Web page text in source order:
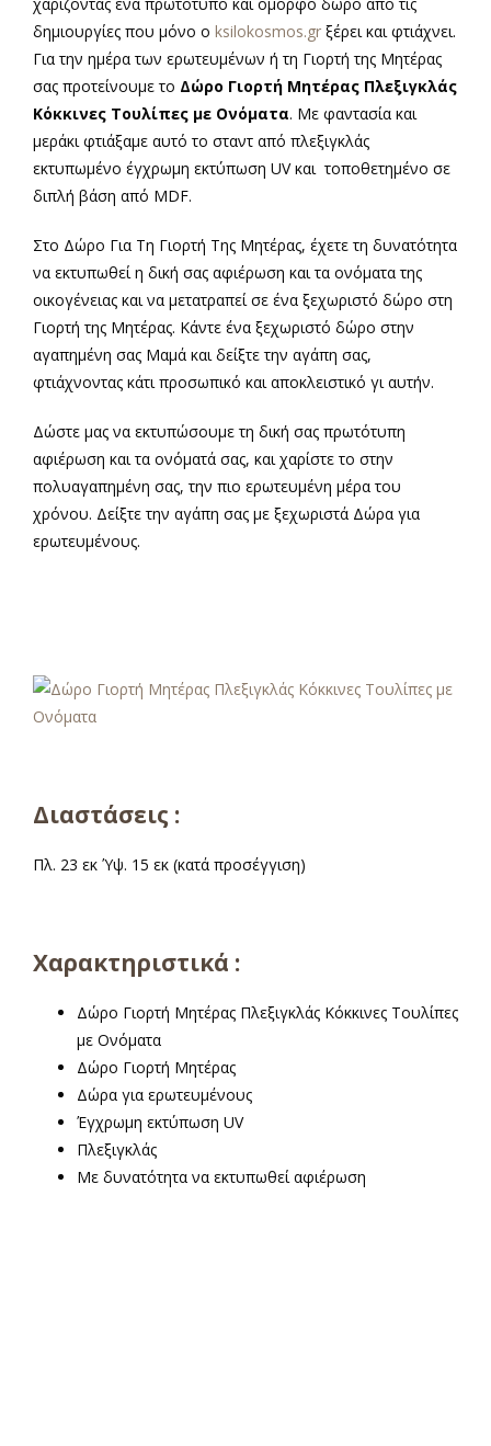
δημιουργίες που μόνο ο ksilokosmos.gr ξέρει και φτιάχνει.
Για την ημέρα των ερωτευμένων ή τη Γιορτή της Μητέρας
σας προτείνουμε το Δώρο Γιορτή Μητέρας Πλεξιγκλάς
Κόκκινες Τουλίπες με Ονόματα. Με φαντασία και
μεράκι φτιάξαμε αυτό το σταντ από πλεξιγκλάς
εκτυπωμένο έγχρωμη εκτύπωση UV και τοποθετημένο σε
διπλή βάση από MDF.
Στο Δώρο Για Τη Γιορτή Της Μητέρας, έχετε τη δυνατότητα
να εκτυπωθεί η δική σας αφιέρωση και τα ονόματα της
οικογένειας και να μετατραπεί σε ένα ξεχωριστό δώρο στη
Γιορτή της Μητέρας. Κάντε ένα ξεχωριστό δώρο στην
αγαπημένη σας Μαμά και δείξτε την αγάπη σας,
φτιάχνοντας κάτι προσωπικό και αποκλειστικό γι αυτήν.
Δώστε μας να εκτυπώσουμε τη δική σας πρωτότυπη
αφιέρωση και τα ονόματά σας, και χαρίστε το στην
πολυαγαπημένη σας, την πιο ερωτευμένη μέρα του
χρόνου. Δείξτε την αγάπη σας με ξεχωριστά Δώρα για
ερωτευμένους.
Διαστάσεις :
Πλ. 23 εκ Ύψ. 15 εκ (κατά προσέγγιση)
Χαρακτηριστικά :
Δώρο Γιορτή Μητέρας Πλεξιγκλάς Κόκκινες Τουλίπες
με Ονόματα
Δώρο Γιορτή Μητέρας
Δώρα για ερωτευμένους
Έγχρωμη εκτύπωση UV
Πλεξιγκλάς
Με δυνατότητα να εκτυπωθεί αφιέρωση